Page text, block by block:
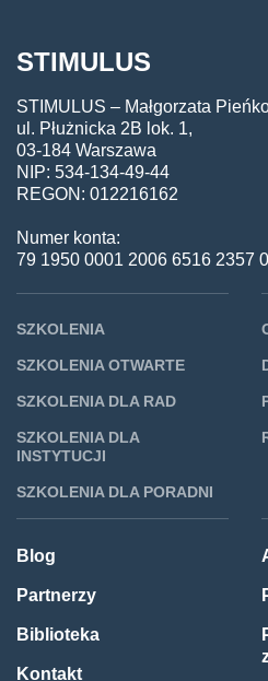
STIMULUS
STIMULUS – Małgorzata
ul. Płużnicka 2B lok. 1,
03-184 Warszawa
NIP: 534-134-49-44
REGON: 012216162
Numer konta:
79 1950 0001 2006 6516 2357
SZKOLENIA
SZKOLENIA OTWARTE
SZKOLENIA DLA RAD
SZKOLENIA DLA
INSTYTUCJI
SZKOLENIA DLA PORADNI
Blog
Partnerzy
Biblioteka
Kontakt